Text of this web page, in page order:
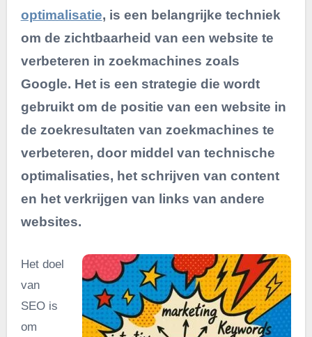
optimalisatie, is een belangrijke techniek
om de zichtbaarheid van een website te
verbeteren in zoekmachines zoals
Google. Het is een strategie die wordt
gebruikt om de positie van een website in
de zoekresultaten van zoekmachines te
verbeteren, door middel van technische
optimalisaties, het schrijven van content
en het verkrijgen van links van andere
websites.
Het doel
van
SEO is
om